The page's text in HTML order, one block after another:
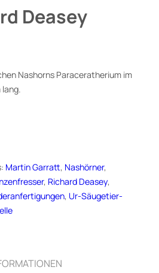
Deasey
Nashorns Paraceratherium im
lang.
Martin Garratt, Nashörner
, Richard Deasey
, Ur-Säugetier-